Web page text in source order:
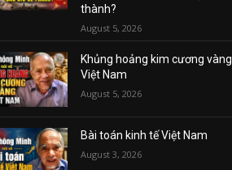
thành?
August 5, 2026
Khủng hoảng kim cương vàng
Việt Nam
August 5, 2026
Bài toán kinh tế Việt Nam
August 3, 2026